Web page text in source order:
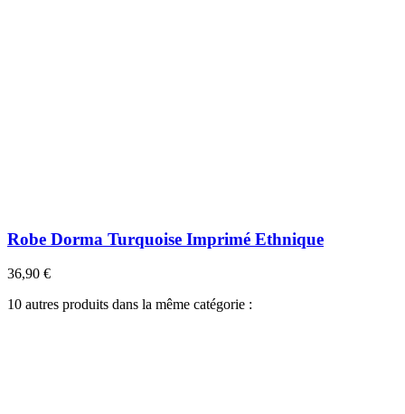
Robe Dorma Turquoise Imprimé Ethnique
36,90 €
10 autres produits dans la même catégorie :